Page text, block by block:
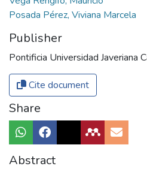
Posada Pérez, Viviana Marcela
Publisher
Pontificia Universidad Javeriana
Cite document
Share
Abstract